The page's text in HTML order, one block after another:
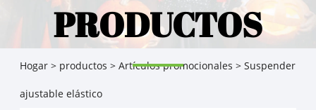
PRODUCTOS
Hogar > productos > Artículos promocionales > Suspender
ajustable elástico